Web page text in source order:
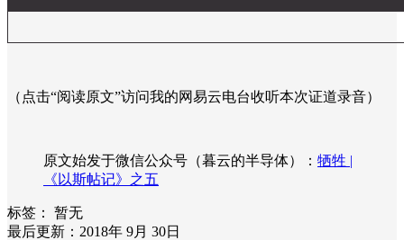
（点击“阅读原文”访问我的网易云电台收听本次证道录音）
原文始发于微信公众号（暮云的半导体）： 牺牲 |
《以斯帖记》之五
标签：
暂无
最后更新：2018年 9月 30日